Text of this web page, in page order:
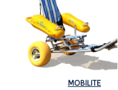
MOBILITE